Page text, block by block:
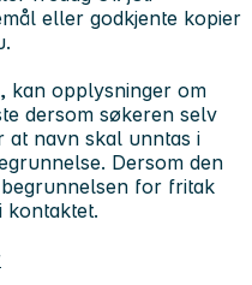
eller godkjente kopier
kan opplysninger om
dersom søkeren selv
at navn skal unntas i
Dersom den
for fritak
kontaktet.